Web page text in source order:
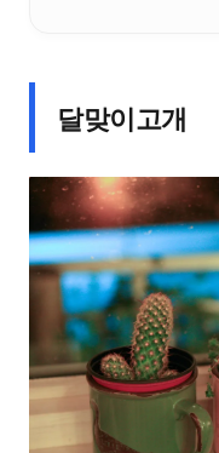
달맞이고개